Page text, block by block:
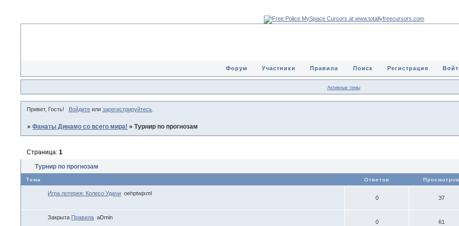
Форум Участники Правила Поиск Регистрация
Активные темы
Привет, Гость! Войдитеили зарегистрируйтесь.
»Фанаты Динамо со всего мира! »Турнир по прогнозам
Турнир по прогнозам
Страница:1
Тема Ответов Просмотров
Игра лотерея: Колесо Удачи oehptwjxml
0 37
Закрыта Правила aDmin
0 61